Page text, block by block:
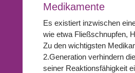
Medikamente
Es existiert inzwischen
wie etwa Fließschnupfen,
Zu den wichtigsten
2.Generation verhindern
seiner Reaktionsfähigkeit